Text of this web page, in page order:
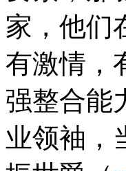
家，他们
有激情，
强整合能
业领袖，